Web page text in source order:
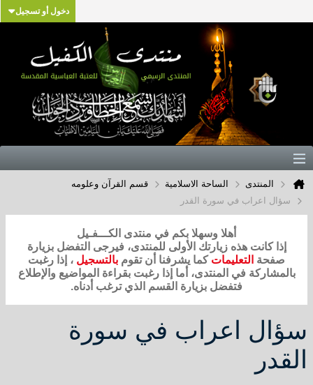
دخول أو تسجيل
المنتدى الساحة الاسلامية
قسم القرآن وعلومه
سؤال اعراب في سورة القدر
أهلا وسهلا بكم في منتدى الكـــفـيل
إذا كانت هذه زيارتك الأولى للمنتدى، فيرجى التفضل بزيارة
صفحة التعليمات كما يشرفنا أن تقوم بالتسجيل ، إذا رغبت
بالمشاركة في المنتدى، أما إذا رغبت بقراءة المواضيع والإطلاع
فتفضل بزيارة القسم الذي ترغب أدناه.
سؤال اعراب في سورة
القدر